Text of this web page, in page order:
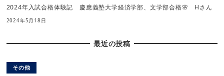
2024年入試合格体験記 慶應義塾大学経済学部、文学部合格🌸 Hさん
2024年5月18日
最近の投稿
その他